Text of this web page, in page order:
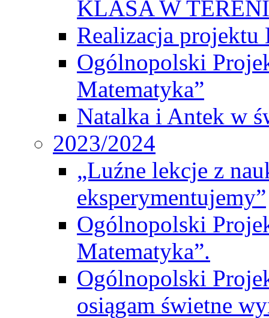
KLASA W
Realizacja
Ogólnopolski
Matematyka”
Natalka i Antek w
2023/2024
„Luźne lekcje z
eksperymentujemy”
Ogólnopolski
Matematyka”.
Ogólnopolski
osiągam świetne